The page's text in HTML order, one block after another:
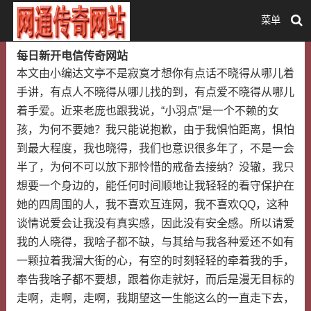
菜单
每日新开电信传奇网站
本文由小编达文亭不是寂寞才想你有点话不晓得从哪儿着
手讲，有点人不晓得从哪儿找的到，有点爱不晓得从哪儿
着手爱。近来老庞也跟我说，“小羽点”是一个不赖的女
孩，为何不要她？我只能说抱歉，由于我惧怕距离，惧怕
到最大程度，我也晓得，我们也意识很多年了，不是一会
半了，为何不可以放下那怜惜的戒备去接纳？没辙，我只
想要一个身边的，能任何时间顺地让我轻轻的看守保护在
她的四周围的人，我不喜欢互连网，我不喜欢QQ，这种
谈情说爱会让我没有真实感，因此没有安全感。所以请爱
我的人晓得，我啥子都不缺，与其给与我各种爱还不如有
一颗拉着我溜大街的心，有空的时刻轻轻的牵着我的手，
奉告我啥子都不要想，跟着你走就好，而后是漫无目标的
走啊，走啊，走啊，我期望这一生能这么的一直走下去，